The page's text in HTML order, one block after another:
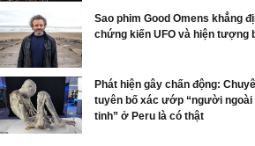
Sao phim Good Omens khẳng
chứng kiến UFO và hiện tượng
Phát hiện gây chấn động:
tuyên bố xác ướp “người ngoài
tinh” ở Peru là có thật